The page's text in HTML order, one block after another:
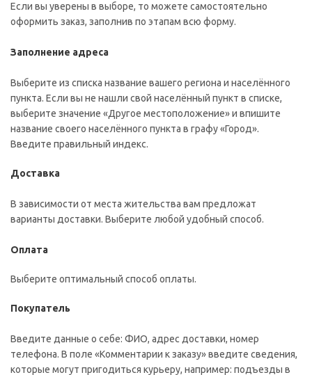
Если вы уверены в выборе, то можете самостоятельно
оформить заказ, заполнив по этапам всю форму.
Заполнение адреса
Выберите из списка название вашего региона и населённого
пункта. Если вы не нашли свой населённый пункт в списке,
выберите значение «Другое местоположение» и впишите
название своего населённого пункта в графу «Город».
Введите правильный индекс.
Доставка
В зависимости от места жительства вам предложат
варианты доставки. Выберите любой удобный способ.
Оплата
Выберите оптимальный способ оплаты.
Покупатель
Введите данные о себе: ФИО, адрес доставки, номер
телефона. В поле «Комментарии к заказу» введите сведения,
которые могут пригодиться курьеру, например: подъезды в